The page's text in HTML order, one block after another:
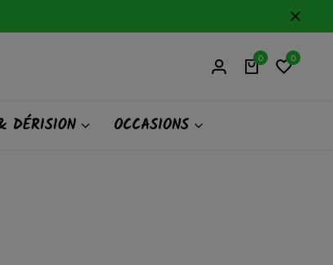
0 0
DÉRISION OCCASIONS